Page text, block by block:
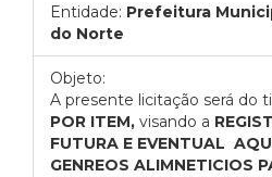
Entidade: Prefeitura
do Norte
Objeto:
A presente licitação será do
POR ITEM, visando a
FUTURA E EVENTUAL
GENREOS ALIMNETICIOS